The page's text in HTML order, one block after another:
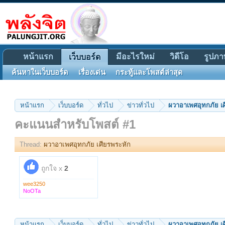
หน้าแรก เว็บบอร์ด ทั่วไป ข่าวทั่วไป ผวาอาเพศอุทกภัย
คะแนนสำหรับโพสต์ #1
Thread: ผวาอาเพศอุทกภัย เศียรพระหัก
ถูกใจ x 2
wee3250
NoOTa
หน้าแรก เว็บบอร์ด
ค้นหาในเว็บบอร์ด เรื่องเด่น กระทู้และโพสต์ล่าสุด
มีอะไรใหม่ วิดีโอ รูปภ